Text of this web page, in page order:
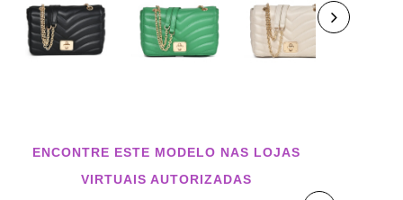
ENCONTRE ESTE MODELO NAS LOJAS
VIRTUAIS AUTORIZADAS